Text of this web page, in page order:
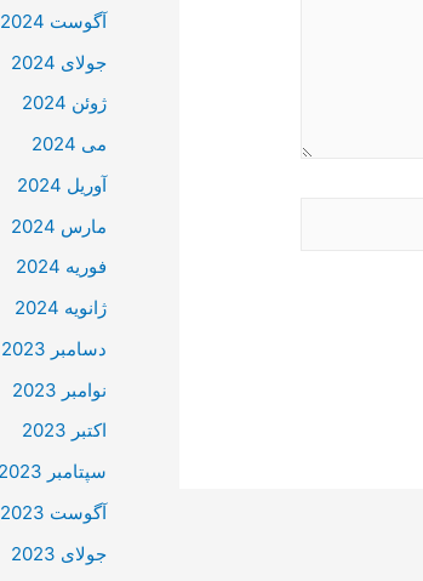
آگوست 2024
جولای 2024
ژوئن 2024
می 2024
آوریل 2024
مارس 2024
فوریه 2024
ژانویه 2024
دسامبر 2023
نوامبر 2023
اکتبر 2023
سپتامبر 2023
آگوست 2023
جولای 2023